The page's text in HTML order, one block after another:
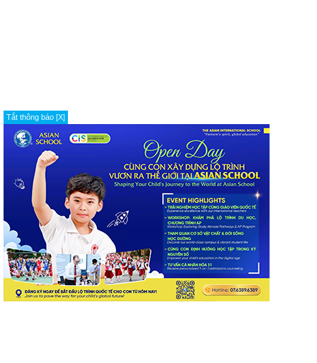
Tắt thông báo [X]